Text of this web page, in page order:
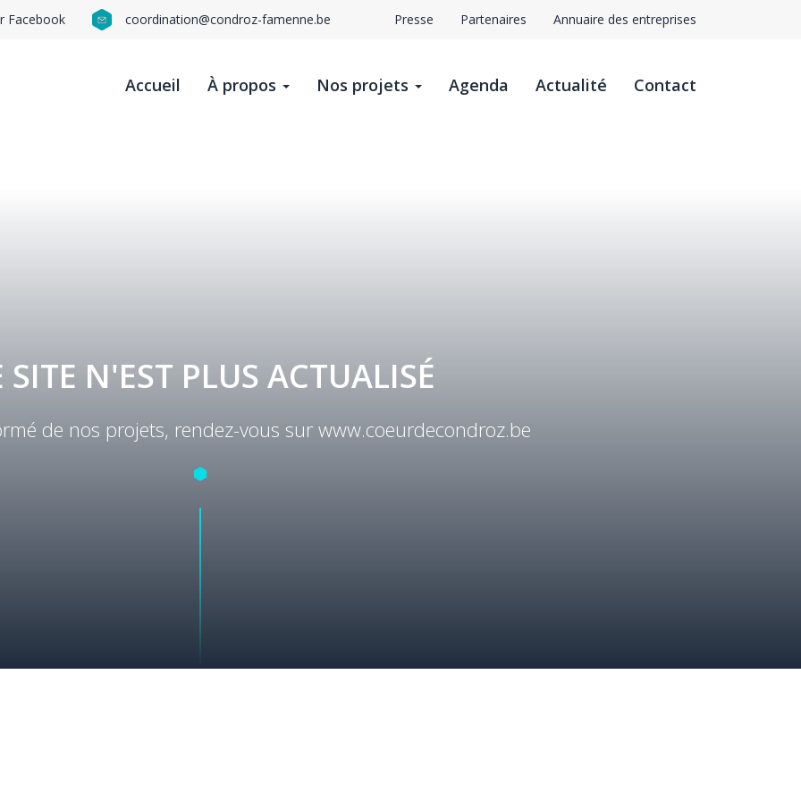
Facebook coordination@condroz-famenne.be
top
Presse Partenaires Annuaire des entreprises
Accueil À propos Nos projets Agenda Actualité Contact
SITE N'EST PLUS ACTUALISÉ
de nos projets, rendez-vous sur www.coeurdecondroz.be